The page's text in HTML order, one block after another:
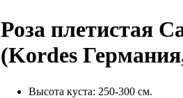
Роза плетистая
(Kordes
Высота куста: 250-300 см.